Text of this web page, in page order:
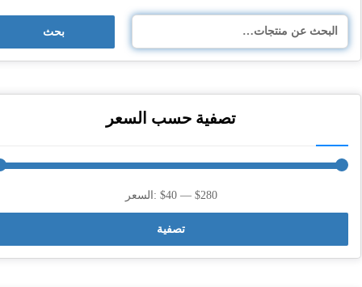
بحث
تصفية حسب السعر
تصفية
السعر: $40— $280